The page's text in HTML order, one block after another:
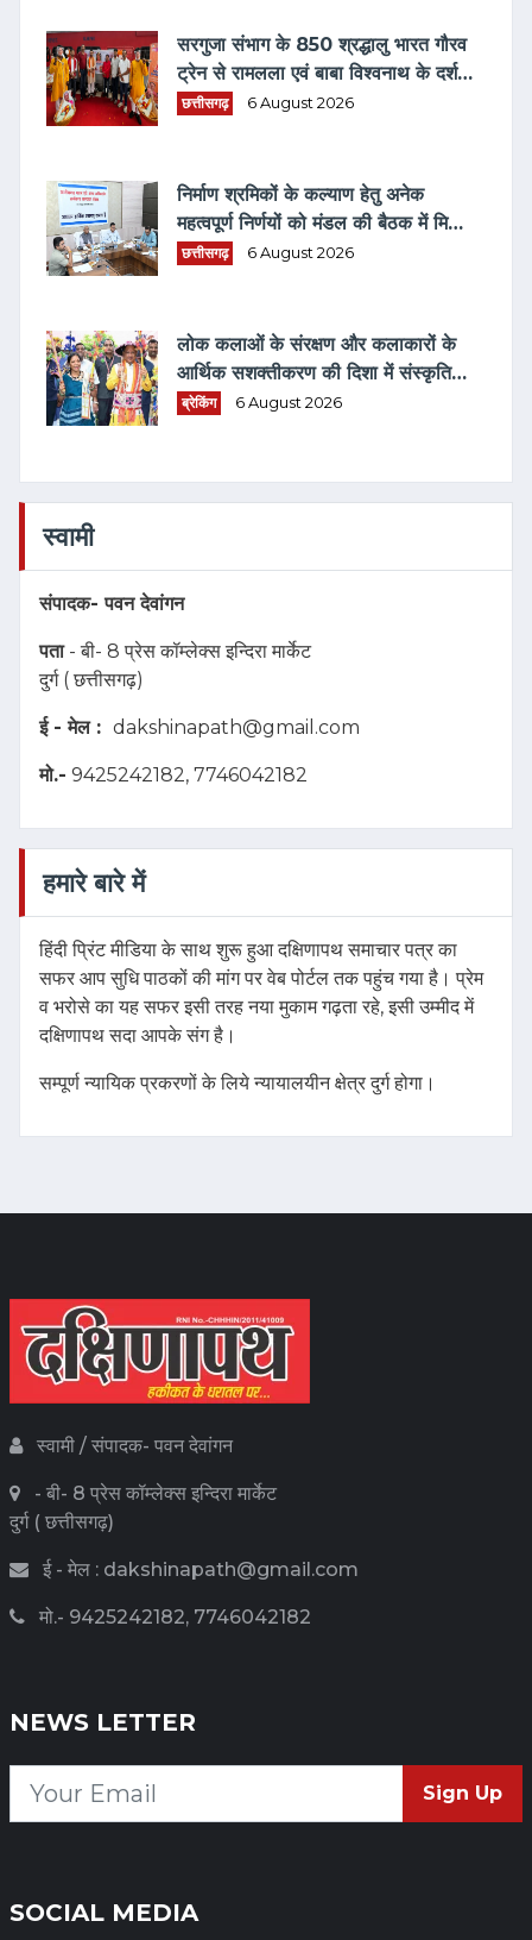
सरगुजा संभाग के 850 श्रद्धालु भारत गौरव
ट्रेन से रामलला एवं बाबा विश्वनाथ के दर्शन
के लिए रवाना
छत्तीसगढ़ 6 August 2026
निर्माण श्रमिकों के कल्याण हेतु अनेक
महत्वपूर्ण निर्णयों को मंडल की बैठक में मिली
स्वीकृति
छत्तीसगढ़ 6 August 2026
लोक कलाओं के संरक्षण और कलाकारों के
आर्थिक सशक्तीकरण की दिशा में संस्कृति
विभाग की अभिनव पहल
ब्रेकिंग 6 August 2026
स्वामी
संपादक-पवन देवांगन
पता- बी- 8 प्रेस कॉम्लेक्स इन्दिरा मार्केट
दुर्ग ( छत्तीसगढ़)
ई - मेल : dakshinapath@gmail.com
मो.- 9425242182, 7746042182
हमारे बारे में
हिंदी प्रिंट मीडिया के साथ शुरू हुआ दक्षिणापथ समाचार पत्र का
सफर आप सुधि पाठकों की मांग पर वेब पोर्टल तक पहुंच गया है। प्रेम
व भरोसे का यह सफर इसी तरह नया मुकाम गढ़ता रहे, इसी उम्मीद में
दक्षिणापथ सदा आपके संग है।
सम्पूर्ण न्यायिक प्रकरणों के लिये न्यायालयीन क्षेत्र दुर्ग होगा।
स्वामी / संपादक- पवन देवांगन
- बी- 8 प्रेस कॉम्लेक्स इन्दिरा मार्केट
दुर्ग ( छत्तीसगढ़)
ई - मेल : dakshinapath@gmail.com
मो.- 9425242182, 7746042182
NEWS LETTER
Sign Up
SOCIAL MEDIA